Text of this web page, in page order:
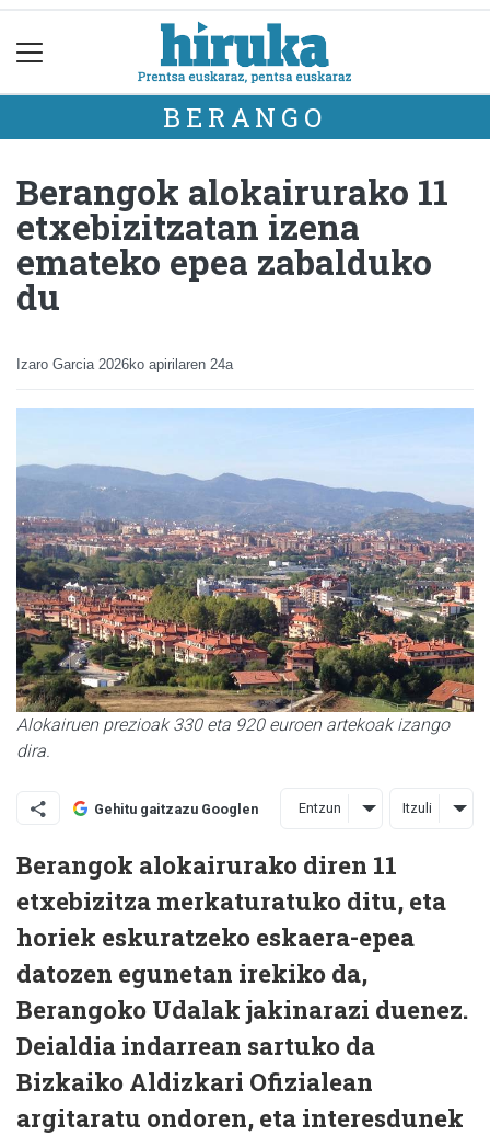
BERANGO
Berangok alokairurako 11
etxebizitzatan izena
emateko epea zabalduko
du
Izaro Garcia 2026ko apirilaren 24a
Alokairuen prezioak 330 eta 920 euroen artekoak izango
dira.
Gehitu gaitzazu Googlen Entzun Itzuli
Berangok alokairurako diren 11
etxebizitza merkaturatuko ditu, eta
horiek eskuratzeko eskaera-epea
datozen egunetan irekiko da,
Berangoko Udalak jakinarazi duenez.
Deialdia indarrean sartuko da
Bizkaiko Aldizkari Ofizialean
argitaratu ondoren, eta interesdunek